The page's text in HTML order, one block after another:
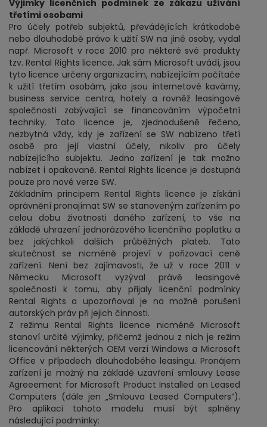
Výjimky licenčních podmínek ze zákazu užívání
třetími osobami
Pro účely potřeb subjektů, převádějících krátkodobě
nebo dlouhodobě právo k užití SW na jiné osoby, vydal
např. Microsoft v roce 2010 pro některé své produkty
tzv. Rental Rights licence. Jak sám Microsoft uvádí, jsou
tyto licence určeny organizacím, nabízejícím počítače
k užití třetím osobám, jako jsou internetové kavárny,
business service centra, hotely a rovněž leasingové
společnosti zabývající se financováním výpočetní
techniky. Tato licence je, zjednodušeně řečeno,
nezbytná vždy, kdy je zařízení se SW nabízeno třetí
osobě pro její vlastní účely, nikoliv pro účely
nabízejícího subjektu. Jedno zařízení je tak možno
nabízet i opakovaně. Rental Rights licence je dostupná
pouze pro nové verze SW.
Základním principem Rental Rights licence je získání
oprávnění pronajímat SW se stanoveným zařízením po
celou dobu životnosti daného zařízení, to vše na
základě uhrazení jednorázového licenčního poplatku a
bez jakýchkoli dalších průběžných plateb. Tato
skutečnost se nicméně projeví v pořizovací ceně
zařízení. Není bez zajímavosti, že už v roce 2011 v
Německu Microsoft vyzýval právě leasingové
společnosti k tomu, aby přijaly licenční podmínky
Rental Rights a upozorňoval je na možné porušení
autorských práv při jejich činnosti.
Z režimu Rental Rights licence nicméně Microsoft
stanoví určité výjimky, přičemž jednou z nich je režim
licencování některých OEM verzí Windows a Microsoft
Office v případech dlouhodobého leasingu. Pronájem
zařízení je možný na základě uzavření smlouvy Lease
Agreeement for Microsoft Product Installed on Leased
Computers (dále jen „Smlouva Leased Computers“).
Pro aplikaci tohoto modelu musí být splněny
následující podmínky: